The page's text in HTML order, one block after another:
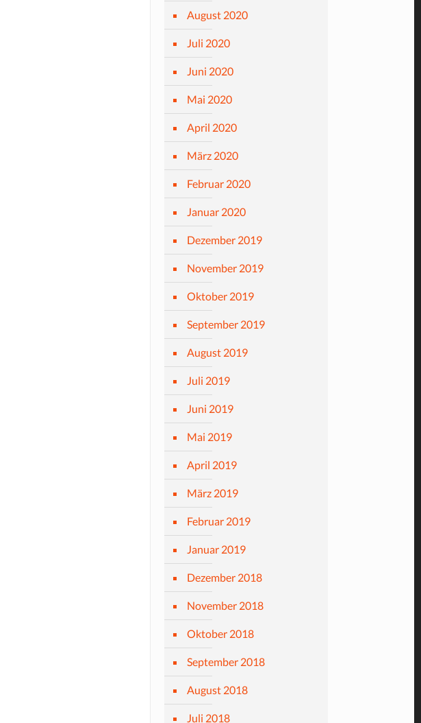
August 2020
Juli 2020
Juni 2020
Mai 2020
April 2020
März 2020
Februar 2020
Januar 2020
Dezember 2019
November 2019
Oktober 2019
September 2019
August 2019
Juli 2019
Juni 2019
Mai 2019
April 2019
März 2019
Februar 2019
Januar 2019
Dezember 2018
November 2018
Oktober 2018
September 2018
August 2018
Juli 2018